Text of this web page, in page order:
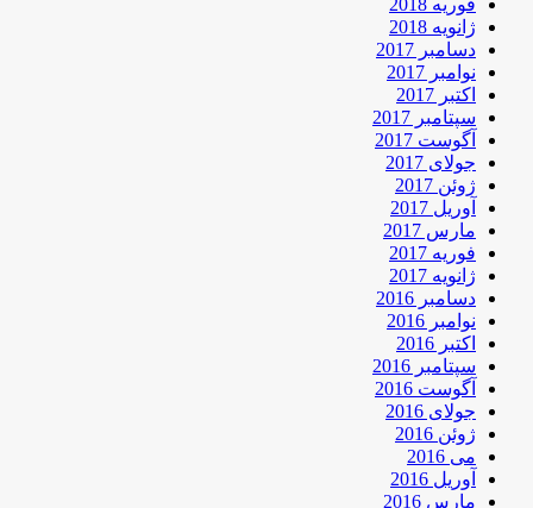
ژانویه 2018
دسامبر 2017
نوامبر 2017
اکتبر 2017
سپتامبر 2017
آگوست 2017
جولای 2017
ژوئن 2017
آوریل 2017
مارس 2017
فوریه 2017
ژانویه 2017
دسامبر 2016
نوامبر 2016
اکتبر 2016
سپتامبر 2016
آگوست 2016
جولای 2016
ژوئن 2016
می 2016
آوریل 2016
مارس 2016